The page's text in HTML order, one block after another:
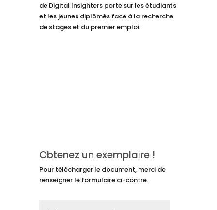
de Digital Insighters porte sur les étudiants
et les jeunes diplômés face à la recherche
de stages et du premier emploi.
Obtenez un exemplaire !
Pour télécharger le document, merci de
renseigner le formulaire ci-contre.